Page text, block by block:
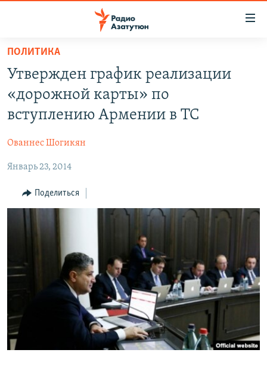
Перейти
основному
содержанию
Перейти
основной
Перейти
поиску
НОВОСТИ
ПОЛИТИКА
ЭКОНОМИКА
РЕГИОН
НАГОРНЫЙ КАРАБАХ
КУЛЬТУРА
СПОРТ
Русский
ПОЛИТИКА
Утвержден график реализации
«дорожной карты» по
вступлению Армении в ТС
Ованнес Шогикян
Январь 23, 2014
Поделиться